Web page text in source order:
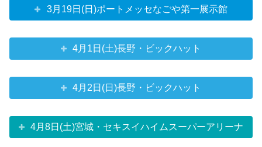
3月19日(日)ポートメッセなごや第一展示館
4月1日(土)長野・ビックハット
4月2日(日)長野・ビックハット
4月8日(土)宮城・セキスイハイムスーパーアリーナ